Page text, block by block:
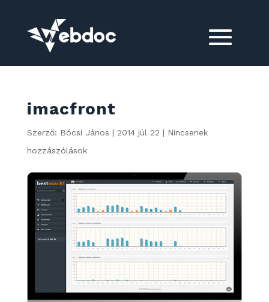
imacfront
Szerző: Bócsi János | 2014 júl 22 | Nincsenek
hozzászólások